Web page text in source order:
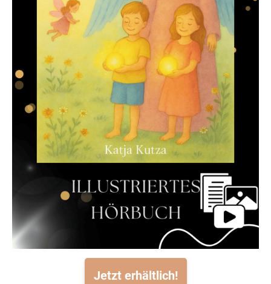
Jetzt erhältlich!